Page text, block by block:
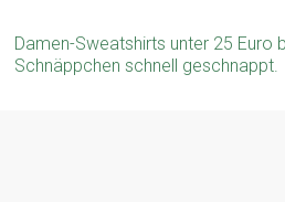
Damen-Sweatshirts unter 25 Euro
Schnäppchen schnell geschnappt.